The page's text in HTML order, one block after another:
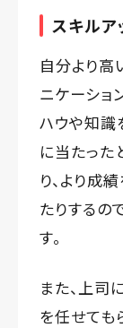
スキルア
自分より高
ニケーショ
ハウや知識
に当たった
り、より成
たりするの
す。
また、上司
を任せても